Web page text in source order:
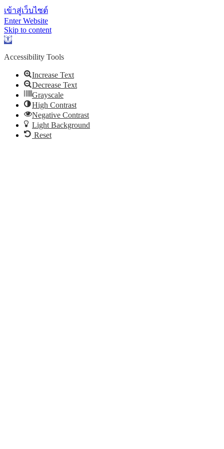
เข้าสู่เว็บไซต์
Enter Website
Skip to content
Open toolbar
Accessibility Tools
Increase Text
Decrease Text
Grayscale
High Contrast
Negative Contrast
Light Background
Reset